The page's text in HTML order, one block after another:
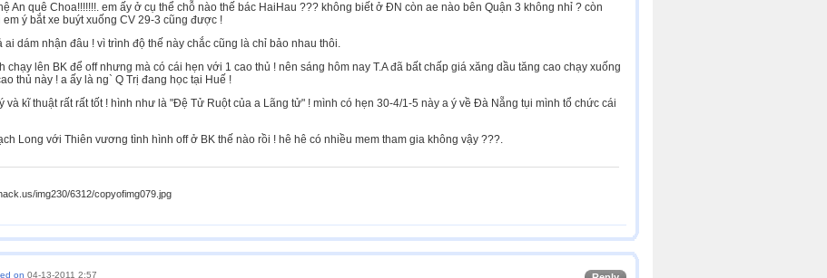
An quê Choa!!!!!!!. em ấy ở cụ thể chỗ nào thế bác HaiHau ??? không biết ở ĐN còn ae nào bên Quận 3 không nhỉ ? còn
em ý bắt xe buýt xuống CV 29-3 cũng được !
ai dám nhận đâu ! vì trình độ thế này chắc cũng là chỉ bảo nhau thôi.
chạy lên BK để off nhưng mà có cái hẹn với 1 cao thủ ! nên sáng hôm nay T.A đã bất chấp giá xăng dầu tăng cao chạy xuống
thủ này ! a ấy là ng` Q Trị đang học tại Huế !
và kĩ thuật rất rất tốt ! hình như là "Đệ Tử Ruột của a Lãng tử" ! mình có hẹn 30-4/1-5 này a ý về Đà Nẵng tụi mình tổ chức cái
Long với Thiên vương tình hình off ở BK thế nào rồi ! hê hê có nhiều mem tham gia không vậy ???.
img230/6312/copyofimg079.jpg
on 04-13-2011 2:57